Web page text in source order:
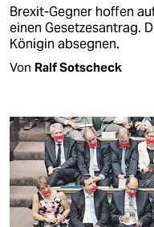
Brexit-Gegner hoffen
einen Gesetzesantrag.
Königin absegnen.
Von Ralf Sotscheck